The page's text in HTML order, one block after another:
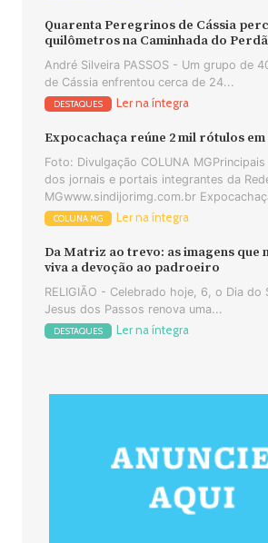
Quarenta Peregrinos de Cássia
quilômetros na Caminhada do
André Silveira PASSOS - Um grupo de
de Cássia enfrentou cerca de 24...
DESTAQUES Ler na íntegra
Expocachaça reúne 2 mil rótulos em
Foto: Divulgação COLUNA
dos jornais e portais integrantes da
MGwww.sindijorimg.com.br
COLUNA MG Ler na íntegra
Da Matriz ao trevo: as imagens que
viva a devoção ao padroeiro
RELIGIÃO - Celebrado hoje, 6, o Dia do
Jesus dos Passos renova uma...
DESTAQUES Ler na íntegra